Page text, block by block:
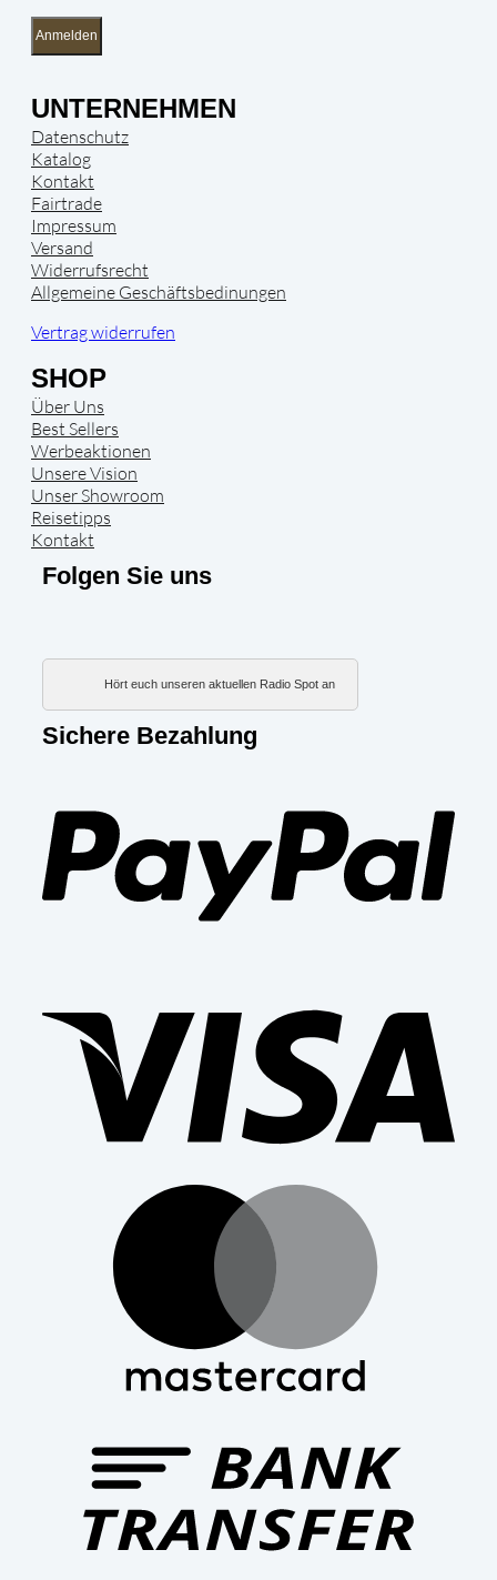
Anmelden
UNTERNEHMEN
Datenschutz
Katalog
Kontakt
Fairtrade
Impressum
Versand
Widerrufsrecht
Allgemeine Geschäftsbedinungen
Vertrag widerrufen
SHOP
Über Uns
Best Sellers
Werbeaktionen
Unsere Vision
Unser Showroom
Reisetipps
Kontakt
Folgen Sie uns
Hört euch unseren aktuellen Radio Spot an
Sichere Bezahlung